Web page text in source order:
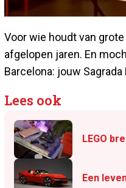
Voor wie houdt van
afgelopen jaren. En
Barcelona: jouw
Lees ook
LEGO
Een